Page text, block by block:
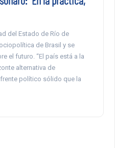
del Estado de Río de
de Brasil y se
el futuro. “El país está a la
alternativa de
político sólido que la